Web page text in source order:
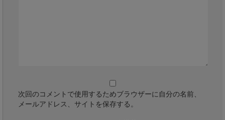
次回のコメントで使用するためブラウザーに自分の名前、
メールアドレス、サイトを保存する。